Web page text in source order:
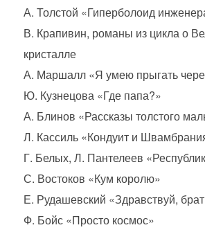
А. Толстой «Гиперболоид
В. Крапивин, романы из цикла о
кристалле
А. Маршалл «Я умею прыгать
Ю. Кузнецова «Где папа?»
А. Блинов «Рассказы толстого
Л. Кассиль «Кондуит и
Г. Белых, Л. Пантелеев
С. Востоков «Кум королю»
Е. Рудашевский «Здравствуй,
Ф. Бойс «Просто космос»